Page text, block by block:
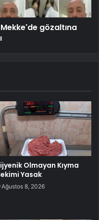
gözaltına
Olmayan Kıyma
Yasak
Ağustos 8, 2026